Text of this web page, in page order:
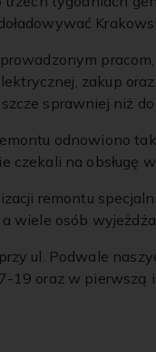
zakup
sprawniej niż do
odnowiono
czekali na obsługę
remontu
wiele osób
ul. Podwale
19 oraz w pierwszą